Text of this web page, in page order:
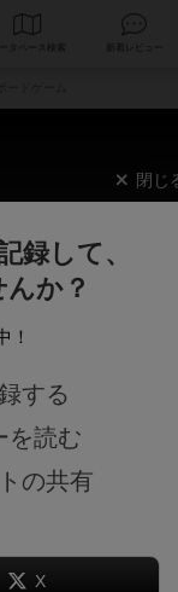
データベース
を対象にフリーワード検索
ナー名を指定して検索できま
ナー
世界観や登場人物などモ
テーマ/フレーバー
閉じ
録して、
か？
！
する
を読む
の共有
X